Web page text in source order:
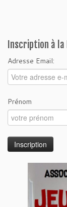
Inscription à
Adresse Email:
Prénom